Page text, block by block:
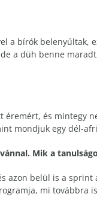
a bírók belenyúltak,
a düh benne
éremért, és mintegy
mondjuk egy dél-
Mik a
azon belül is a
mi továbbra